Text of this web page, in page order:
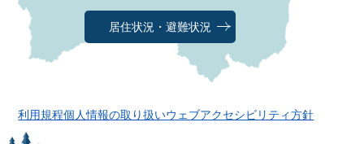
居住状況・避難状況
利用規程個人情報の取り扱いウェブアクセシビリティ方針